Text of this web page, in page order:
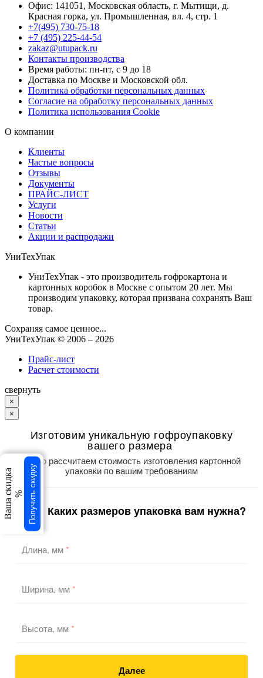
Офис: 141051, Московская область, г. Мытищи, д.
Красная горка, ул. Промышленная, вл. 4, стр. 1
+7(495) 730-75-18
+7 (495) 225-44-54
zakaz@utupack.ru
Контакты производства
Время работы: пн-пт, с 9 до 18
Доставка по Москве и Московской обл.
Политика обработки персональных данных
Согласие на обработку персональных данных
Политика использования Cookie
О компании
Клиенты
Частые вопросы
Отзывы
Документы
ПРАЙС-ЛИСТ
Услуги
Новости
Статьи
Акции и распродажи
УниТехУпак
УниТехУпак - это производитель гофрокартона и
картонных коробок в Москве с опытом 20 лет. Мы
производим упаковку, которая призвана сохранять Ваш
товар.
Сохраняя самое ценное...
УниТехУпак © 2006 – 2026
Прайс-лист
Расчет стоимости
свернуть
×
×
Изготовим уникальную гофроупаковку
вашего размера
Точно рассчитаем стоимость изготовления картонной
упаковки по вашим требованиям
/3 Каких размеров упаковка вам нужна?
Длина, мм*
Ширина, мм*
Высота, мм*
Далее
Ваша скидка % Получить скидку